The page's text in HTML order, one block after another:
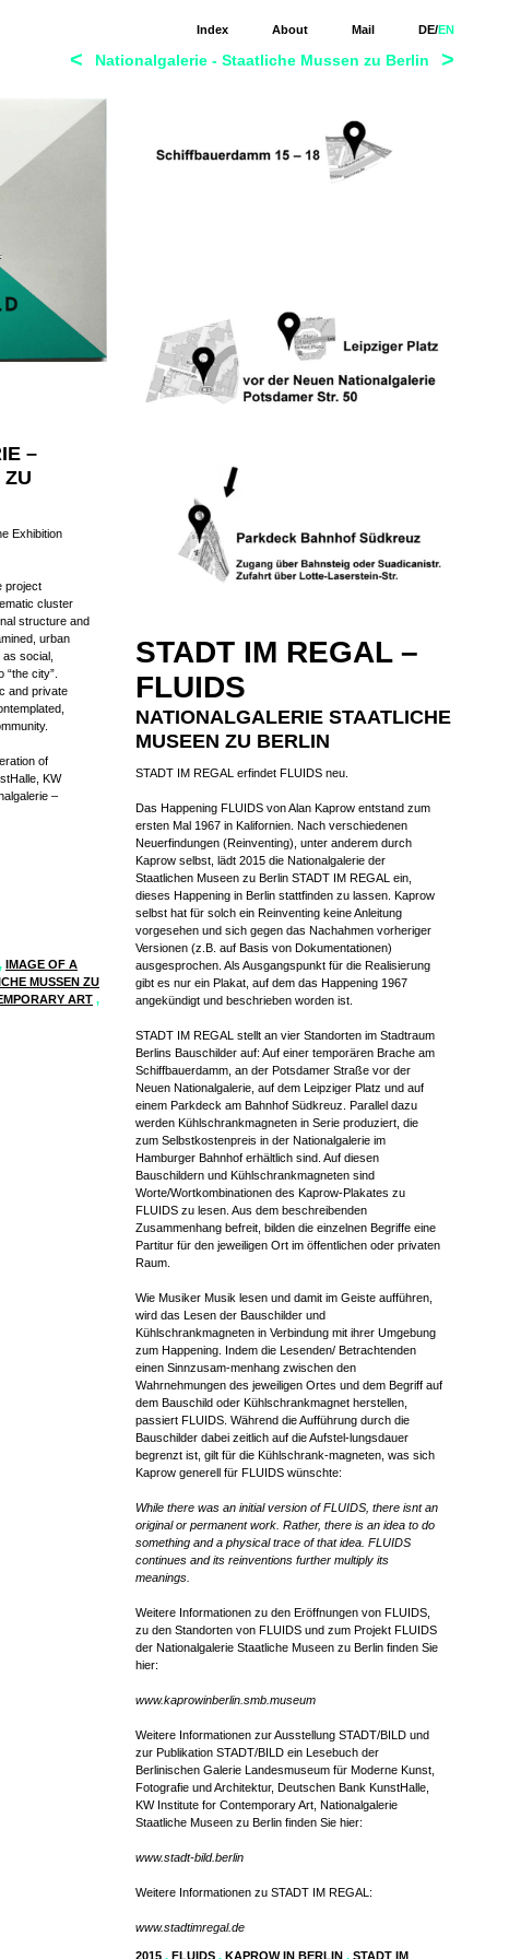
Index About Mail DE/EN
< Nationalgalerie - Staatliche Mussen zu Berlin >
–
ZU
Exhibition
project
cluster
structure and
urban
social,
city”.
and private
of
KW
–
, IMAGE OF A
MUSSEN ZU
ART ,
STADT IM REGAL –
FLUIDS
NATIONALGALERIE STAATLICHE
MUSEEN ZU BERLIN
STADT IM REGAL erfindet FLUIDS neu.
Das Happening FLUIDS von Alan Kaprow entstand zum
ersten Mal 1967 in Kalifornien. Nach verschiedenen
Neuerfindungen (Reinventing), unter anderem durch
Kaprow selbst, lädt 2015 die Nationalgalerie der
Staatlichen Museen zu Berlin STADT IM REGAL ein,
dieses Happening in Berlin stattfinden zu lassen. Kaprow
selbst hat für solch ein Reinventing keine Anleitung
vorgesehen und sich gegen das Nachahmen vorheriger
Versionen (z.B. auf Basis von Dokumentationen)
ausgesprochen. Als Ausgangspunkt für die Realisierung
gibt es nur ein Plakat, auf dem das Happening 1967
angekündigt und beschrieben worden ist.
STADT IM REGAL stellt an vier Standorten im Stadtraum
Berlins Bauschilder auf: Auf einer temporären Brache am
Schiffbauerdamm, an der Potsdamer Straße vor der
Neuen Nationalgalerie, auf dem Leipziger Platz und auf
einem Parkdeck am Bahnhof Südkreuz. Parallel dazu
werden Kühlschrankmagneten in Serie produziert, die
zum Selbstkostenpreis in der Nationalgalerie im
Hamburger Bahnhof erhältlich sind. Auf diesen
Bauschildern und Kühlschrankmagneten sind
Worte/Wortkombinationen des Kaprow-Plakates zu
FLUIDS zu lesen. Aus dem beschreibenden
Zusammenhang befreit, bilden die einzelnen Begriffe eine
Partitur für den jeweiligen Ort im öffentlichen oder privaten
Raum.
Wie Musiker Musik lesen und damit im Geiste aufführen,
wird das Lesen der Bauschilder und
Kühlschrankmagneten in Verbindung mit ihrer Umgebung
zum Happening. Indem die Lesenden/ Betrachtenden
einen Sinnzusam-menhang zwischen den
Wahrnehmungen des jeweiligen Ortes und dem Begriff auf
dem Bauschild oder Kühlschrankmagnet herstellen,
passiert FLUIDS. Während die Aufführung durch die
Bauschilder dabei zeitlich auf die Aufstel-lungsdauer
begrenzt ist, gilt für die Kühlschrank-magneten, was sich
Kaprow generell für FLUIDS wünschte:
While there was an initial version of FLUIDS, there isnt an
original or permanent work. Rather, there is an idea to do
something and a physical trace of that idea. FLUIDS
continues and its reinventions further multiply its
meanings.
Weitere Informationen zu den Eröffnungen von FLUIDS,
zu den Standorten von FLUIDS und zum Projekt FLUIDS
der Nationalgalerie Staatliche Museen zu Berlin finden Sie
hier:
www.kaprowinberlin.smb.museum
Weitere Informationen zur Ausstellung STADT/BILD und
zur Publikation STADT/BILD ein Lesebuch der
Berlinischen Galerie Landesmuseum für Moderne Kunst,
Fotografie und Architektur, Deutschen Bank KunstHalle,
KW Institute for Contemporary Art, Nationalgalerie
Staatliche Museen zu Berlin finden Sie hier:
www.stadt-bild.berlin
Weitere Informationen zu STADT IM REGAL:
www.stadtimregal.de
2015 , FLUIDS , KAPROW IN BERLIN , STADT IM